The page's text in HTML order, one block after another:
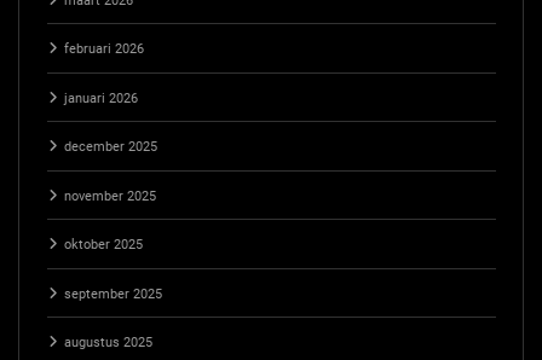
februari 2026
januari 2026
december 2025
november 2025
oktober 2025
september 2025
augustus 2025